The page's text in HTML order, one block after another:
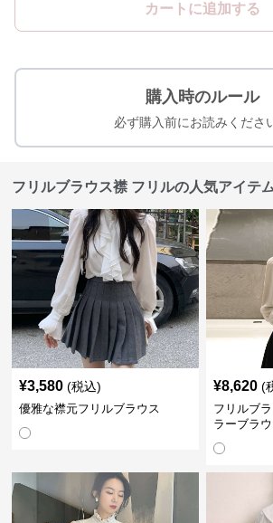
カートに追加する
購入時のルール
必ず購入前にお読みくださ
フリルブラウス襟 フリルの人気アイテ
¥3,580 (税込)
優雅な襟元フリルブラウス
¥8,620 (
フリルブ
ラーブラ